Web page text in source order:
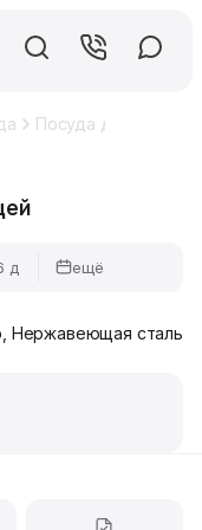
Посуда для
д
ещё
Нержавеющая сталь